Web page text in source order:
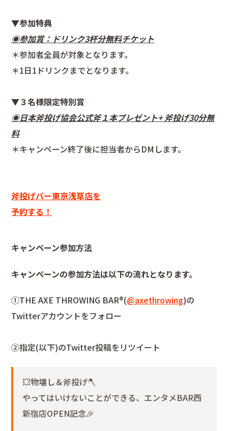
▼参加特典
◉参加賞：ドリンク3杯分無料チケット
＊参加者全員が対象となります。
＊1日1ドリンクまでとなります。
▼３名様限定特別賞
◉日本斧投げ協会公式斧１本プレゼント+ 斧投げ30分無
料
＊キャンペーン終了後に担当者からDMします。
斧投げバー東京浅草店を
予約する！
キャンペーン参加方法
キャンペーンの参加方法は以下の流れとなります。
①THE AXE THROWING BAR®︎(@axethrowing)の
Twitterアカウントをフォロー
②指定(以下)のTwitter投稿をリツイート
💥物壊し＆斧投げ🪓
やってはいけないことができる、エンタメBAR西
新宿店OPEN記念🎉